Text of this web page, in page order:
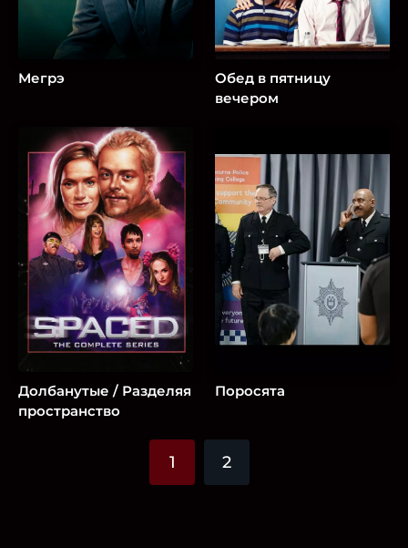
Мегрэ
Обед в пятницу
вечером
Долбанутые / Разделяя
пространство
Поросята
1 2